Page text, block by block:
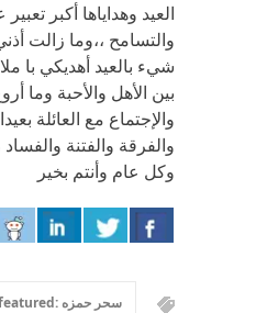
العيد وهداياها أكبر
والتسامح ،،وما زالت
شيء بالعيد أهديكي با
بين الأهل والأحبة وما
والإجتماع مع العائلة
والفرقة والفتنة والفساد
وكل عام وأنتم بخير
سحر حمزه :featured